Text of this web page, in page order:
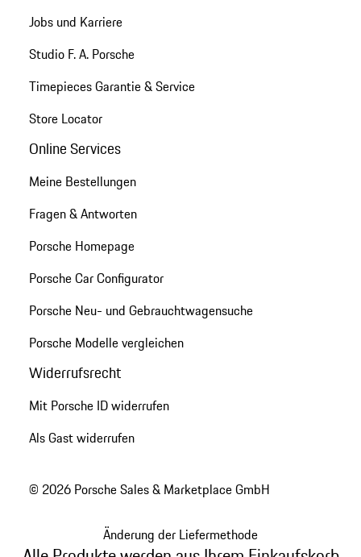
Jobs und Karriere
Studio F. A. Porsche
Timepieces Garantie & Service
Store Locator
Online Services
Meine Bestellungen
Fragen & Antworten
Porsche Homepage
Porsche Car Configurator
Porsche Neu- und Gebrauchtwagensuche
Porsche Modelle vergleichen
Widerrufsrecht
Mit Porsche ID widerrufen
Als Gast widerrufen
© 2026 Porsche Sales & Marketplace GmbH
Änderung der Liefermethode